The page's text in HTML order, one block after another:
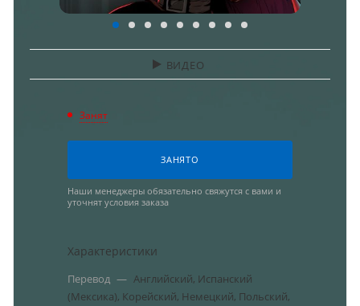
ВИДЕО
Занят
ЗАНЯТО
Наши менеджеры обязательно свяжутся с вами и
уточнят условия заказа
Характеристики
Перевод — Английский, Испанский
(Мексика), Корейский, Немецкий, Польский,